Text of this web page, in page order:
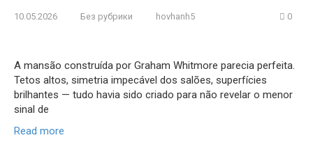
10.05.2026 Без рубрики hovhanh5 0
A mansão construída por Graham Whitmore parecia perfeita.
Tetos altos, simetria impecável dos salões, superfícies
brilhantes — tudo havia sido criado para não revelar o menor
sinal de
Read more